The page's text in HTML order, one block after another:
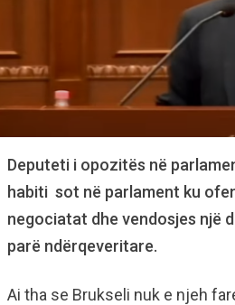
Deputeti i opozitës në
habiti sot në parlament ku
negociatat dhe vendosjes një
parë ndërqeveritare.
Ai tha se Brukseli nuk e njeh